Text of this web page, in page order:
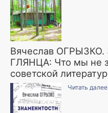
Вячеслав
ГЛЯНЦА: Что мы не
советской
Читать далее